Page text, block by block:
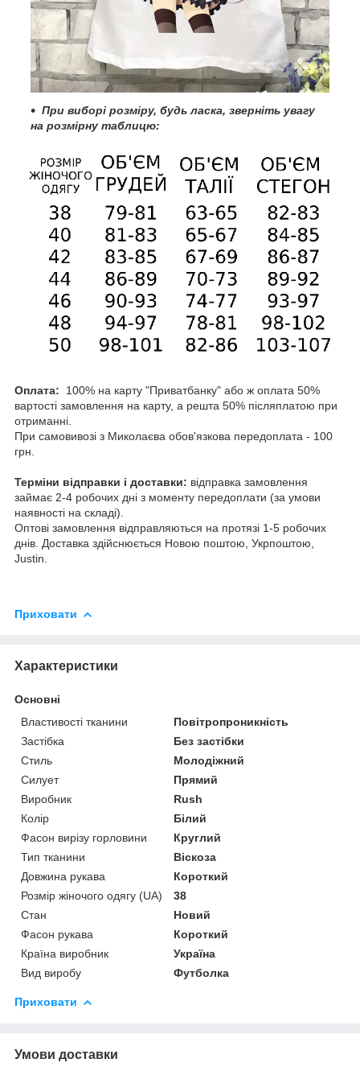
При виборі розміру, будь ласка, зверніть увагу
на розмірну таблицю:
Оплата:
100% на карту "Приватбанку" або ж оплата 50%
вартості замовлення на карту, а решта 50% післяплатою при
отриманні.
При самовивозі з Миколаєва обов'язкова передоплата - 100
грн.
Терміни відправки і доставки: відправка замовлення
займає 2-4 робочих дні з моменту передоплати (за умови
наявності на складі).
Оптові замовлення відправляються на протязі 1-5 робочих
днів. Доставка здійснюється Новою поштою, Укрпоштою,
Justin.
Приховати
Характеристики
Основні
Властивості тканини
Повітропроникність
Застібка
Без застібки
Стиль
Молодіжний
Силует
Прямий
Виробник
Rush
Колір
Білий
Фасон вирізу горловини
Круглий
Тип тканини
Віскоза
Довжина рукава
Короткий
Розмір жіночого одягу (UA)
38
Стан
Новий
Фасон рукава
Короткий
Країна виробник
Україна
Вид виробу
Футболка
Приховати
Умови доставки